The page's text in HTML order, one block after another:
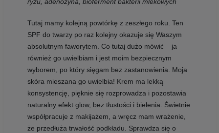
Tutaj mamy kolejną powtórkę z zeszłego roku. Ten
SPF do twarzy po raz kolejny okazuje się Waszym
absolutnym faworytem. Co tutaj dużo mówić – ja
również go uwielbiam i jest moim bezpiecznym
wyborem, po który sięgam bez zastanowienia. Moja
skóra mieszana go uwielbia! Krem ma lekką
konsystencję, pięknie się rozprowadza i pozostawia
naturalny efekt glow, bez tłustości i bielenia. Świetnie
współpracuje z makijażem, a wręcz mam wrażenie,
że przedłuża trwałość podkładu. Sprawdza się o